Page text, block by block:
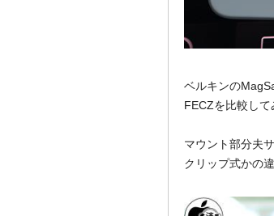
ベルキンの
FECZを比較して
マウント部分夫
クリップ式かの